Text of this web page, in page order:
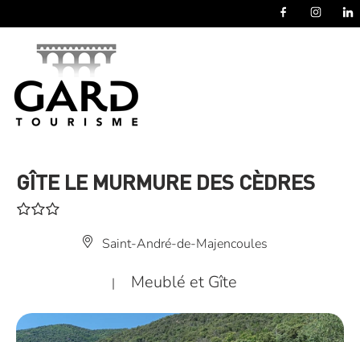
GÎTE LE MURMURE DES CÈDRES
Saint-André-de-Majencoules
| Meublé et Gîte